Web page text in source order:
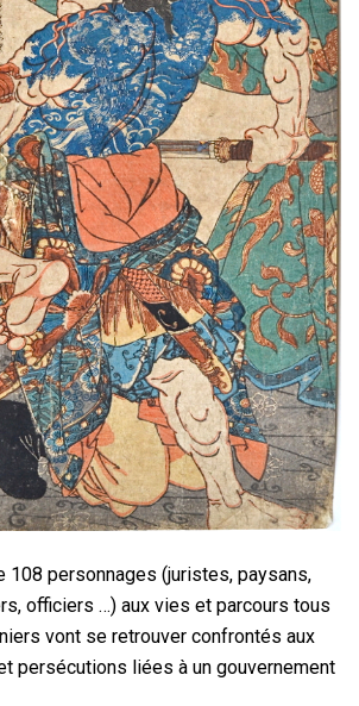
108 personnages (juristes, paysans,
officiers …) aux vies et parcours tous
vont se retrouver confrontés aux
persécutions liées à un gouvernement